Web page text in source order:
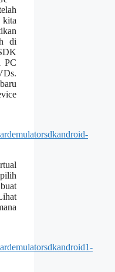
di
PC